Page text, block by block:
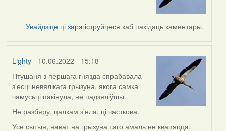
Увайдзіце цізарэгіструйцеся каб пакідаць каментары.
Lighty- 10.06.2022 - 15:18
Птушаня з першага гнязда спрабавала
з'есці невялікага грызуна, якога самка
чамусьці пакінула, не падзяліўшы.
Не разбяру, цалкам з'ела, ці часткова.
Усе сытыя, нават на грызуна таго амаль не квапяцца.